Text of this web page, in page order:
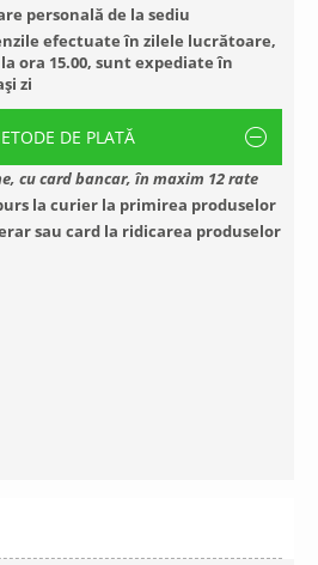
personală de la sediu
efectuate în zilele lucrătoare,
ora 15.00, sunt expediate în
zi
DE PLATĂ
cu card bancar, în maxim 12 rate
la curier la primirea produselor
sau card la ridicarea produselor